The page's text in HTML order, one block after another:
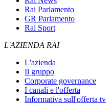
Rai Parlamento
GR Parlamento
Rai Sport
L'AZIENDA RAI
L'azienda
Il gruppo
Corporate governance
I canali e l'offerta
Informativa sull'offerta tv